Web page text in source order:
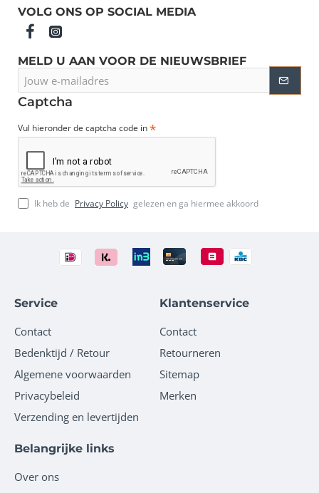
VOLG ONS OP SOCIAL MEDIA
MELD U AAN VOOR DE NIEUWSBRIEF
e-
mailadres
Captcha
Vul hieronder de captcha code in
Ik heb de Privacy Policy gelezen en ga hiermee akkoord
Service
Contact
Bedenktijd / Retour
Algemene voorwaarden
Privacybeleid
Verzending en levertijden
Klantenservice
Contact
Retourneren
Sitemap
Merken
Belangrijke links
Over ons